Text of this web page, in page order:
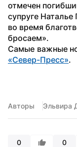
отмечен
супруге
во время
бросаем».
«Север-Пресс».
Авторы Эльвира
0 0